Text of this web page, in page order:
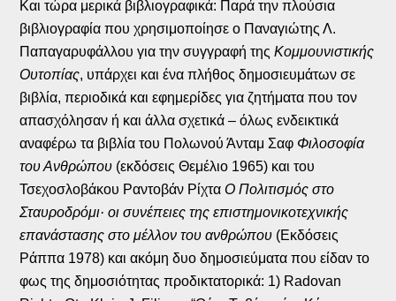
Και τώρα μερικά βιβλιογραφικά: Παρά την πλούσια
βιβλιογραφία που χρησιμοποίησε ο Παναγιώτης Λ.
Παπαγαρυφάλλου για την συγγραφή τηςΚομμουνιστικής
Ουτοπίας, υπάρχει και ένα πλήθος δημοσιευμάτων σε
βιβλία, περιοδικά και εφημερίδες για ζητήματα που τον
απασχόλησαν ή και άλλα σχετικά – όλως ενδεικτικά
αναφέρω τα βιβλία του Πολωνού Άνταμ Σαφ Φιλοσοφία
του Ανθρώπου (εκδόσεις Θεμέλιο 1965) και του
Τσεχοσλοβάκου Ραντοβάν ΡίχταΟ Πολιτισμός στο
Σταυροδρόμι· οι συνέπειες της επιστημονικοτεχνικής
επανάστασης στο μέλλον του ανθρώπου (Εκδόσεις
Ράππα 1978) και ακόμη δυο δημοσιεύματα που είδαν το
φως της δημοσιότητας προδικτατορικά: 1) Radovan